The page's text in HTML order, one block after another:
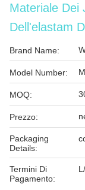
Materiale Dei
Dell'elastam
Brand Name:
Model Number:
MOQ:
Prezzo:
Packaging
Details:
Termini Di
Pagamento: